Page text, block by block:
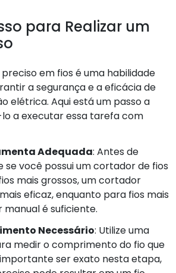
para Realizar um
em fios é uma habilidade
a segurança e a eficácia de
elétrica. Aqui está um passo a
a executar essa tarefa com
Adequada: Antes de
se você possui um cortador de fios
mais grossos, um cortador
eficaz, enquanto para fios mais
é suficiente.
Necessário: Utilize uma
medir o comprimento do fio que
ser exato nesta etapa,